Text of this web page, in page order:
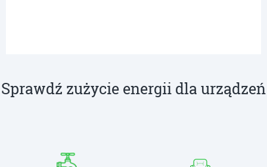
Sprawdź zużycie energii dla urządzeń